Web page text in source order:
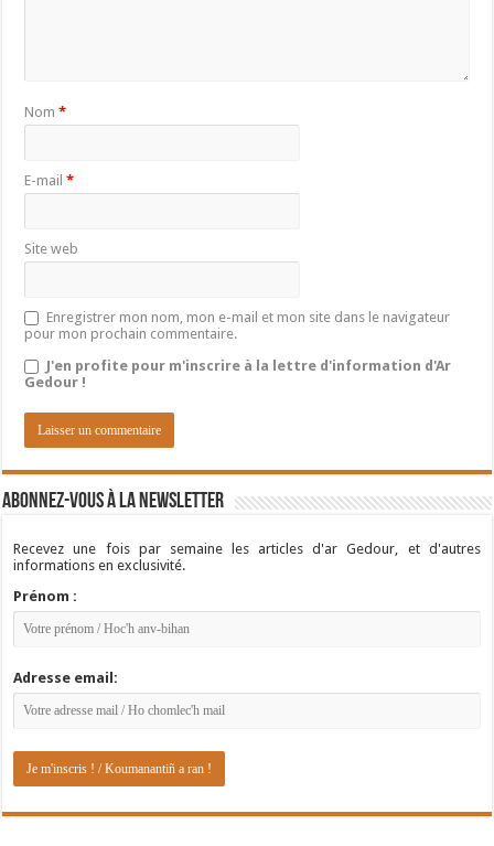
Nom*
E-mail*
Site web
Enregistrer mon nom, mon e-mail et mon site dans le navigateur
pour mon prochain commentaire.
J'en profite pour m'inscrire à la lettre d'information d'Ar
Gedour !
Abonnez-vous à la newsletter
Recevez une fois par semaine les articles d'ar Gedour, et d'autres
informations en exclusivité.
Prénom :
Adresse email: